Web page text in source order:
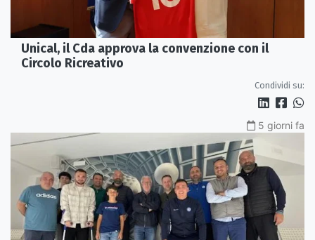
Unical, il Cda approva la convenzione con il
Circolo Ricreativo
Condividi su:
5 giorni fa